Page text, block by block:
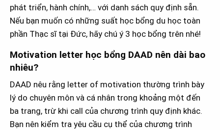
phát triển, hành chính,… với danh sách quy định sẵn.
Nếu bạn muốn có những suất học bổng du học toàn
phần Thạc sĩ tại Đức, hãy chú ý 3 học bổng trên nhé!
Motivation letter học bổng DAAD nên dài bao
nhiêu?
DAAD nêu rằng letter of motivation thường trình bày
lý do chuyên môn và cá nhân trong khoảng một đến
ba trang, trừ khi call của chương trình quy định khác.
Bạn nên kiểm tra yêu cầu cụ thể của chương trình